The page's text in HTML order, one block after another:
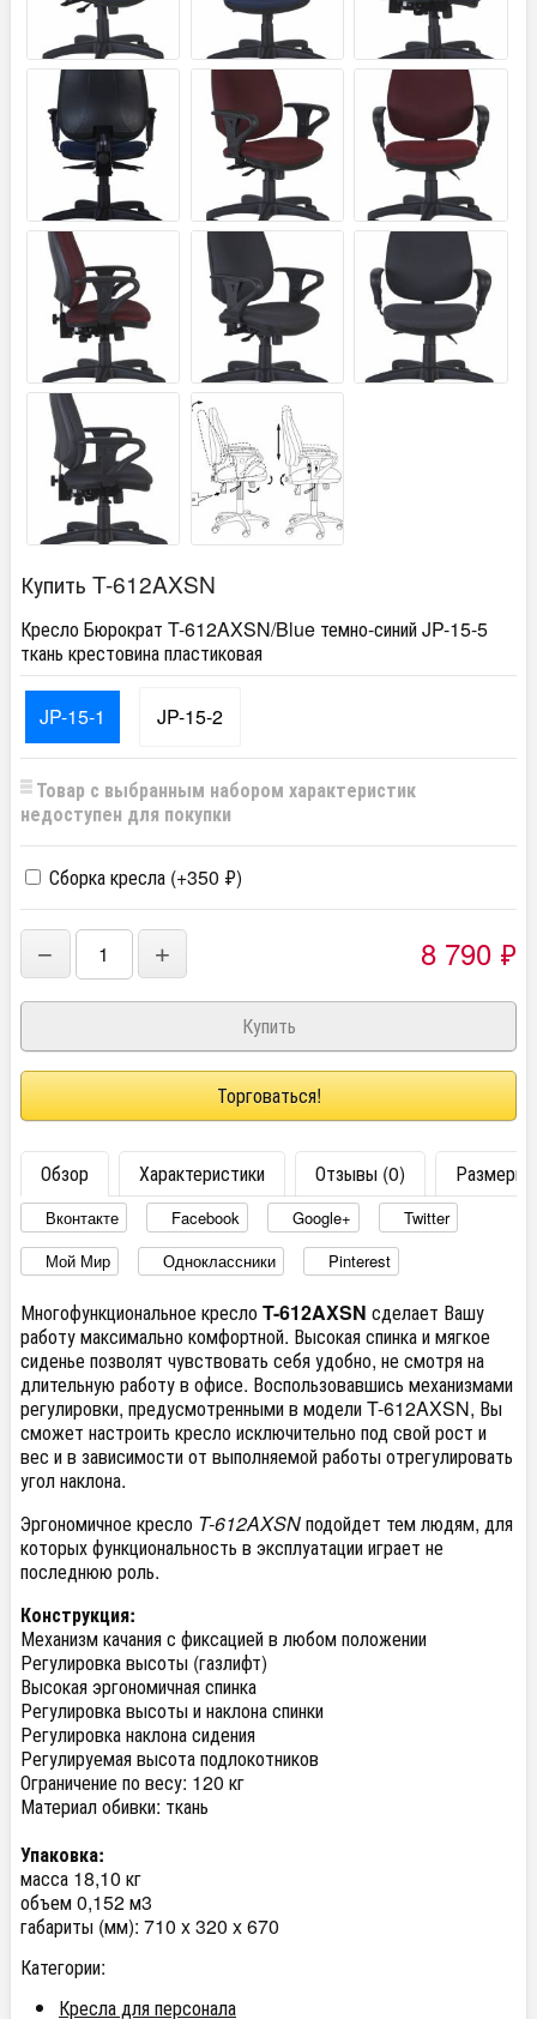
Купить T-612AXSN
Кресло Бюрократ T-612AXSN/Blue темно-синий JP-15-5
ткань крестовина пластиковая
JP-15-1 JP-15-2
Товар с выбранным набором характеристик
недоступен для покупки
Сборка кресла (+350 ₽)
− + 8 790 ₽
Торговаться!
Обзор Характеристики Отзывы (0) Размеры
Вконтакте Facebook Google+
Twitter
Мой Мир
Одноклассники Pinterest
Многофункциональное креслоT-612AXSN сделает Вашу
работу максимально комфортной. Высокая спинка и мягкое
сиденье позволят чувствовать себя удобно, не смотря на
длительную работу в офисе. Воспользовавшись механизмами
регулировки, предусмотренными в модели T-612AXSN, Вы
сможет настроить кресло исключительно под свой рост и
вес и в зависимости от выполняемой работы отрегулировать
угол наклона.
Эргономичное кресло T-612AXSNподойдет тем людям, для
которых функциональность в эксплуатации играет не
последнюю роль.
Конструкция:
Механизм качания с фиксацией в любом положении
Регулировка высоты (газлифт)
Высокая эргономичная спинка
Регулировка высоты и наклона спинки
Регулировка наклона сидения
Регулируемая высота подлокотников
Ограничение по весу: 120 кг
Материал обивки: ткань
Упаковка:
масса 18,10 кг
объем 0,152 м3
габариты (мм): 710 x 320 x 670
Категории:
Кресла для персонала